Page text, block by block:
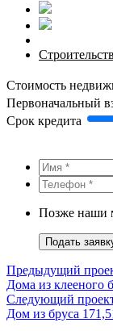
Стоимость
Первоначальный
Срок кредита
Позже наши
Подать
Предыдущий
Дома из клееного
Следующий
Дом из бруса